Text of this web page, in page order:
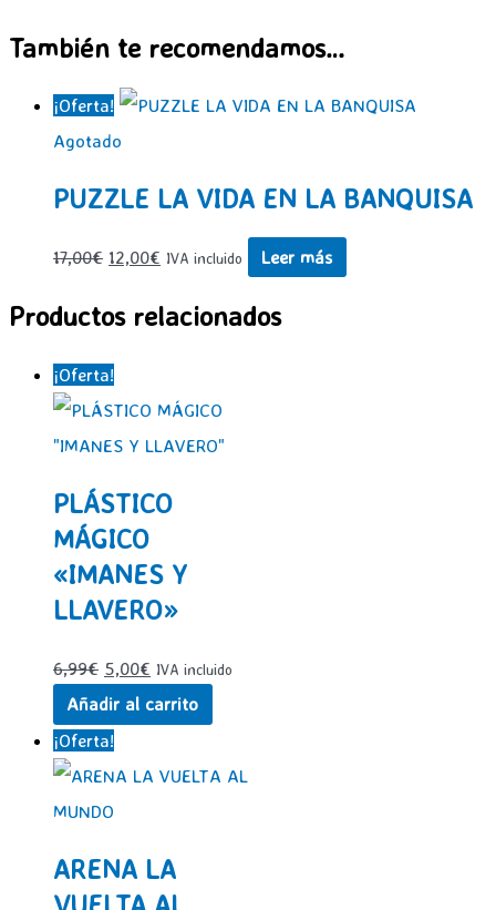
También te recomendamos…
¡Oferta!
Agotado
PUZZLE LA VIDA EN LA BANQUISA
17,00€ El
original
era:
12,00€ El
actual
12,00€.
IVA incluido Leer más
Productos relacionados
¡Oferta!
PLÁSTICO
MÁGICO
«IMANES Y
LLAVERO»
6,99€ El
precio
original
era:
6,99€.
5,00€ El
precio
es:
IVA incluido
Añadir al carrito
¡Oferta!
ARENA LA